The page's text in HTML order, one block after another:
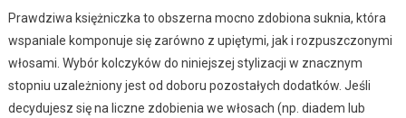
Prawdziwa księżniczka to obszerna mocno zdobiona suknia, która
wspaniale komponuje się zarówno z upiętymi, jak i rozpuszczonymi
włosami. Wybór kolczyków do niniejszej stylizacji w znacznym
stopniu uzależniony jest od doboru pozostałych dodatków. Jeśli
decydujesz się na liczne zdobienia we włosach (np. diadem lub